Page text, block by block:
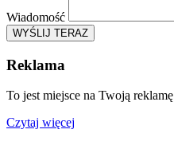
Wiadomość
WYŚLIJ TERAZ
Reklama
To jest miejsce na Twoją reklamę
Czytaj więcej